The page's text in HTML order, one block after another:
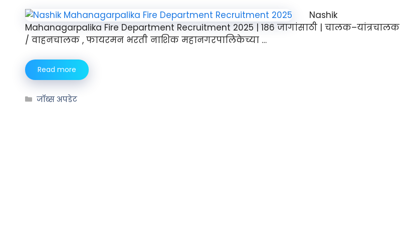
Nashik
Mahanagarpalika Fire Department Recruitment 2025 | 186 जागांसाठी | चालक–यांत्रचालक
/ वाहनचालक , फायरमन भरती नाशिक महानगरपालिकेच्या …
Read more
जॉब्स अपडेट